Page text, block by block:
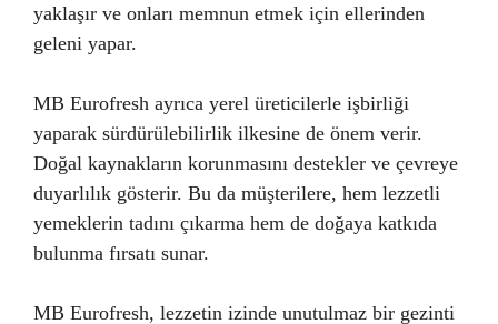
yaklaşır ve onları memnun etmek için ellerinden
geleni yapar.
MB Eurofresh ayrıca yerel üreticilerle işbirliği
yaparak sürdürülebilirlik ilkesine de önem verir.
Doğal kaynakların korunmasını destekler ve çevreye
duyarlılık gösterir. Bu da müşterilere, hem lezzetli
yemeklerin tadını çıkarma hem de doğaya katkıda
bulunma fırsatı sunar.
MB Eurofresh, lezzetin izinde unutulmaz bir gezinti